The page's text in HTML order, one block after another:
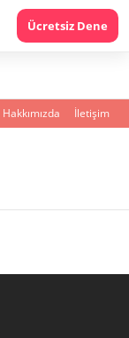
Hakkımızda İletişim
Ücretsiz Dene